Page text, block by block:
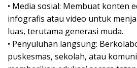
• Media sosial: Membuat konten
infografis atau video untuk
luas, terutama generasi muda.
• Penyuluhan langsung:
puskesmas, sekolah, atau